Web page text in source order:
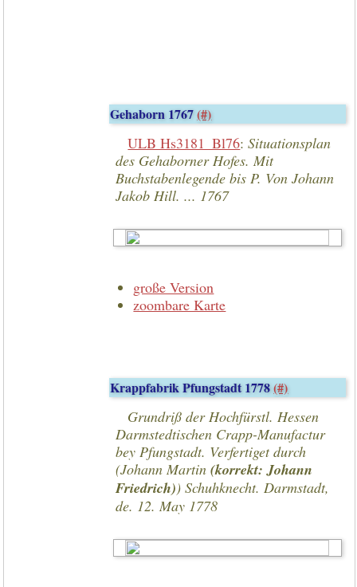
Gehaborn 1767(#)
ULB Hs3181_Bl76:Situationsplan
des Gehaborner Hofes. Mit
Buchstabenlegende bis P. Von Johann
Jakob Hill. ... 1767
große Version
zoombare Karte
Krappfabrik Pfungstadt 1778(#)
Grundriß der Hochfürstl. Hessen
Darmstedtischen Crapp-Manufactur
bey Pfungstadt. Verfertiget durch
(Johann Martin(korrekt: Johann
Friedrich)) Schuhknecht. Darmstadt,
de. 12. May 1778